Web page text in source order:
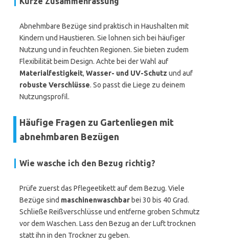
Abnehmbare Bezüge sind praktisch in Haushalten mit
Kindern und Haustieren. Sie lohnen sich bei häufiger
Nutzung und in feuchten Regionen. Sie bieten zudem
Flexibilität beim Design. Achte bei der Wahl auf
Materialfestigkeit, Wasser- und UV-Schutz und auf
robuste Verschlüsse. So passt die Liege zu deinem
Nutzungsprofil.
Häufige Fragen zu Gartenliegen mit
abnehmbaren Bezügen
Wie wasche ich den Bezug richtig?
Prüfe zuerst das Pflegeetikett auf dem Bezug. Viele
Bezüge sind maschinenwaschbar bei 30 bis 40 Grad.
Schließe Reißverschlüsse und entferne groben Schmutz
vor dem Waschen. Lass den Bezug an der Luft trocknen
statt ihn in den Trockner zu geben.